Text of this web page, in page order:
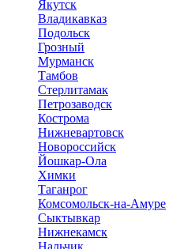
Якутск
Владикавказ
Подольск
Грозный
Мурманск
Тамбов
Стерлитамак
Петрозаводск
Кострома
Нижневартовск
Новороссийск
Йошкар-Ола
Химки
Таганрог
Комсомольск-на-Амуре
Сыктывкар
Нижнекамск
Нальчик